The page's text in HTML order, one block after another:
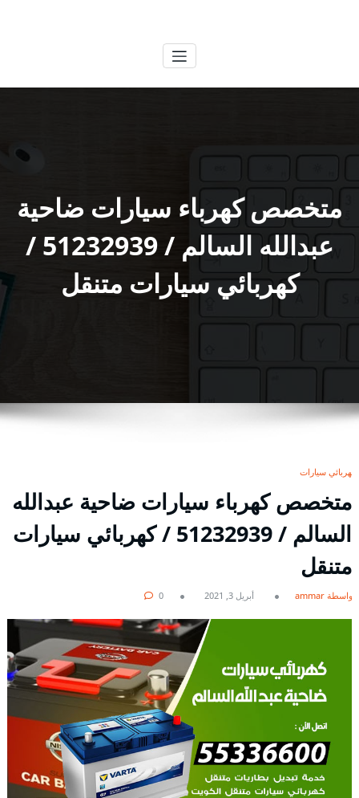
متخصص كهرباء سيارات ضاحية
عبدالله السالم / 51232939‬ /
كهربائي سيارات متنقل
كهربائي سيارات
متخصص كهرباء سيارات ضاحية عبدالله
السالم / 51232939‬ / كهربائي سيارات
متنقل
بواسطة ammar أبريل 3, 2021 0